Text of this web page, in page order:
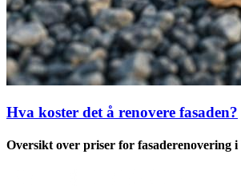
Hva koster det å renovere fasaden?
Oversikt over priser for fasaderenovering